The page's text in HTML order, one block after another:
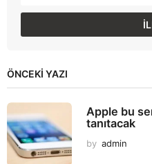
ÖNCEKI YAZI
Apple bu
tanıtacak
by admin